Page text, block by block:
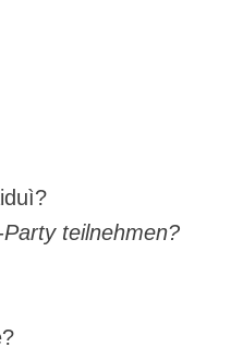
teilnehmen?